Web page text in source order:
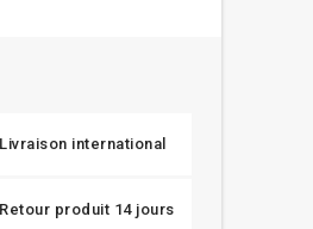
Livraison international
Retour produit 14 jours